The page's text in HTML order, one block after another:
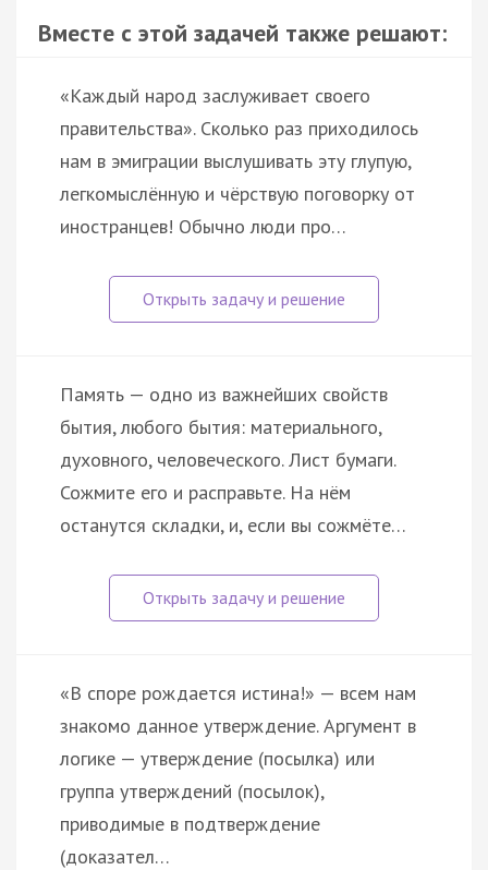
Вместе с этой задачей также решают:
«Каждый народ заслуживает своего
правительства». Сколько раз приходилось
нам в эмиграции выслушивать эту глупую,
легкомыслённую и чёрствую поговорку от
иностранцев! Обычно люди про…
Память — одно из важнейших свойств
бытия, любого бытия: материального,
духовного, человеческого. Лист бумаги.
Сожмите его и расправьте. На нём
останутся складки, и, если вы сожмёте…
«В споре рождается истина!» — всем нам
знакомо данное утверждение. Аргумент в
логике — утверждение (посылка) или
группа утверждений (посылок),
приводимые в подтверждение
(доказател…